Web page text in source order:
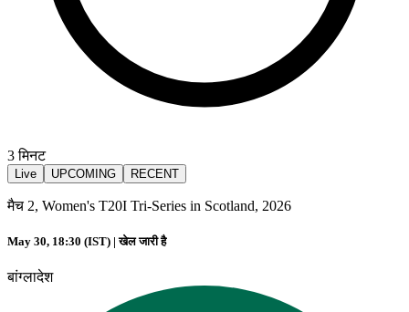
3मिनट
Live UPCOMING RECENT
मैच 2, Women's T20I Tri-Series in Scotland, 2026
May 30, 18:30 (IST) |खेल जारी है
बांग्लादेश